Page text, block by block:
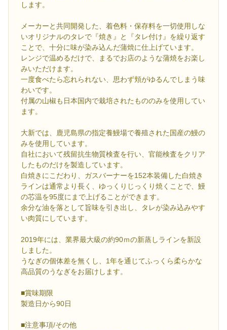
します。
メーカーと共同開発した、着色料・保存料を一切使用しな
いオリジナルのタレで『焼き』と『タレ付け』を繰り返す
ことで、十分に味が染み込んだ蒲焼に仕上げています。
レンジで温めるだけで、まるでお店のような蒲焼をお楽し
みいただけます。
一度食べたら忘れられない、思わず頬がゆるんでしまう味
わいです。
付属の山椒も日本国内で栽培されたもののみを使用してい
ます。
大新では、鹿児島県の指定養鰻場で養殖された国産の鰻の
みを使用しています。
自社において残留抗生物質検査を行い、官能検査をクリア
したものだけを製造しています。
白焼きにこだわり、ガスバーナーを152本装備した白焼き
ラインは通常より長く、ゆっくりじっくり焼くことで、鰻
の芯温を95度にまで上げることができます。
余分な油を落として旨味を引き出し、タレが染み込みやす
い肉質にしています。
2019年には、業界最大級の約90ｍの新蒸しラインを新設
しました。
うなぎの個体差を無くし、1年を通じてふっくら柔らかな
高品質のうなぎをお届けします。
■賞味期限
製造日から90日
■注意事項/その他